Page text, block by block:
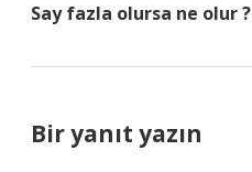
Say fazla olursa ne olur ?
Bir yanıt yazın